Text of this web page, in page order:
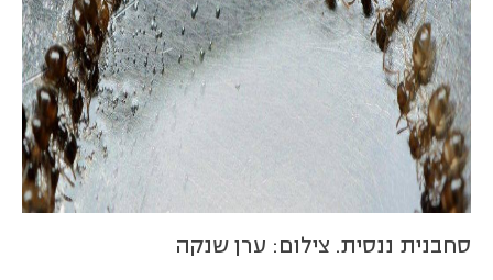
סחבנית ננסית. צילום: ערן שנקה